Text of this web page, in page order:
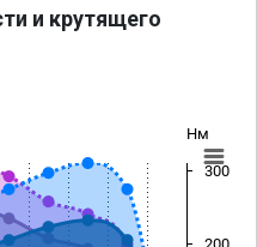
и крутящего
Нм
300